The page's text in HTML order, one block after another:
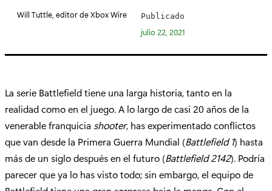
í
:
Will Tuttle, editor de Xbox Wire Publicado
julio 22, 2021
La serie Battlefield tiene una larga historia, tanto en la
realidad como en el juego. A lo largo de casi 20 años de la
venerable franquicia shooter, has experimentado conflictos
que van desde la Primera Guerra Mundial (Battlefield 1) hasta
más de un siglo después en el futuro (Battlefield 2142). Podría
parecer que ya lo has visto todo; sin embargo, el equipo de